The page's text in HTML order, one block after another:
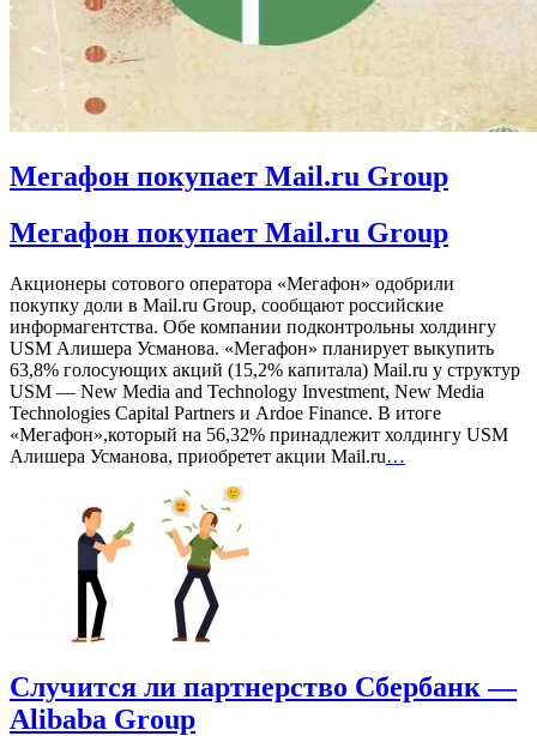
Мегафон покупает Mail.ru Group
Мегафон покупает Mail.ru Group
Акционеры сотового оператора «Мегафон» одобрили
покупку доли в Mail.ru Group, сообщают российские
информагентства. Обе компании подконтрольны холдингу
USM Алишера Усманова. «Мегафон» планирует выкупить
63,8% голосующих акций (15,2% капитала) Mail.ru у структур
USM — New Media and Technology Investment, New Media
Technologies Capital Partners и Ardoe Finance. В итоге
«Мегафон»,который на 56,32% принадлежит холдингу USM
Алишера Усманова, приобретет акции Mail.ru…
Случится ли партнерство Сбербанк —
Alibaba Group